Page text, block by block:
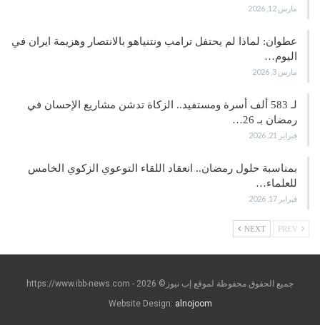
مارس 12, 2026
عطوان: لماذا لم يحتفل ترامب ونتنياهو بالانتصار وهزيمة ايران في
اليوم…
مارس 3, 2026
لـ 583 ألف أسرة ومستفيد.. الزكاة تدشن مشاريع الإحسان في
رمضان بـ 26…
فبراير 21, 2026
بمناسبة حلول رمضان.. انعقاد اللقاء التوعوي الزكوي الخامس
للعلماء…
فبراير 17, 2026
NEXT
جميع الحقوق محفوظة لموقع إب نيوز© https://www.ibb-news.com - 2026
Website Design: alnojoom